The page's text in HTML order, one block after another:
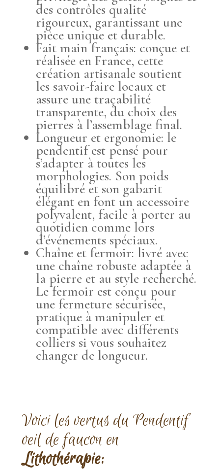
des contrôles qualité
rigoureux, garantissant une
pièce unique et durable.
Fait main français: conçue et
réalisée en France, cette
création artisanale soutient
les savoir-faire locaux et
assure une traçabilité
transparente, du choix des
pierres à l’assemblage final.
Longueur et ergonomie: le
pendentif est pensé pour
s’adapter à toutes les
morphologies. Son poids
équilibré et son gabarit
élégant en font un accessoire
polyvalent, facile à porter au
quotidien comme lors
d’événements spéciaux.
Chaîne et fermoir: livré avec
une chaîne robuste adaptée à
la pierre et au style recherché.
Le fermoir est conçu pour
une fermeture sécurisée,
pratique à manipuler et
compatible avec différents
colliers si vous souhaitez
changer de longueur.
Voici les vertus du Pendentif
oeil de faucon en
Lithothérapie: